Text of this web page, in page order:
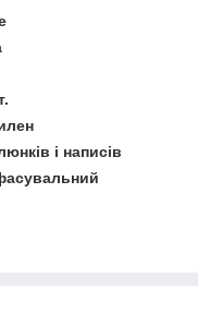
і написів